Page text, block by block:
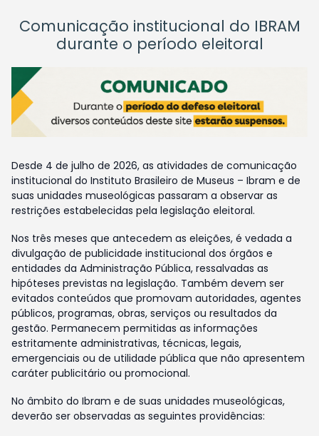
Comunicação institucional do IBRAM
durante o período eleitoral
Desde 4 de julho de 2026, as atividades de comunicação
institucional do Instituto Brasileiro de Museus – Ibram e de
suas unidades museológicas passaram a observar as
restrições estabelecidas pela legislação eleitoral.
Nos três meses que antecedem as eleições, é vedada a
divulgação de publicidade institucional dos órgãos e
entidades da Administração Pública, ressalvadas as
hipóteses previstas na legislação. Também devem ser
evitados conteúdos que promovam autoridades, agentes
públicos, programas, obras, serviços ou resultados da
gestão. Permanecem permitidas as informações
estritamente administrativas, técnicas, legais,
emergenciais ou de utilidade pública que não apresentem
caráter publicitário ou promocional.
No âmbito do Ibram e de suas unidades museológicas,
deverão ser observadas as seguintes providências: